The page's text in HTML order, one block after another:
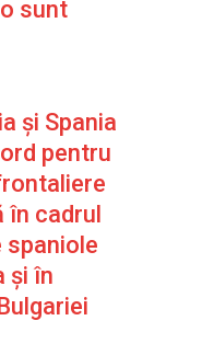
sunt
și Spania
pentru
în cadrul
spaniole
și în